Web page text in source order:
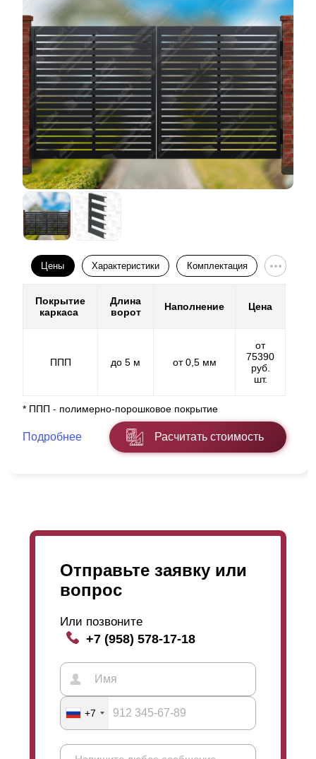
Цены Характеристики Комплектация
Покрытие
каркаса
Длина
ворот
Наполнение Цена
ППП до 5 м от 0,5 мм
от
75390
руб.
шт.
* ППП - полимерно-порошковое покрытие
Подробнее Расчитать стоимость
Отправьте заявку или
вопрос
Или позвоните
+7 (958) 578-17-18
+7